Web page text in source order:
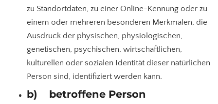
zu Standortdaten, zu einer Online-Kennung oder zu
einem oder mehreren besonderen Merkmalen, die
Ausdruck der physischen, physiologischen,
genetischen, psychischen, wirtschaftlichen,
kulturellen oder sozialen Identität dieser natürlichen
Person sind, identifiziert werden kann.
b) betroffene Person